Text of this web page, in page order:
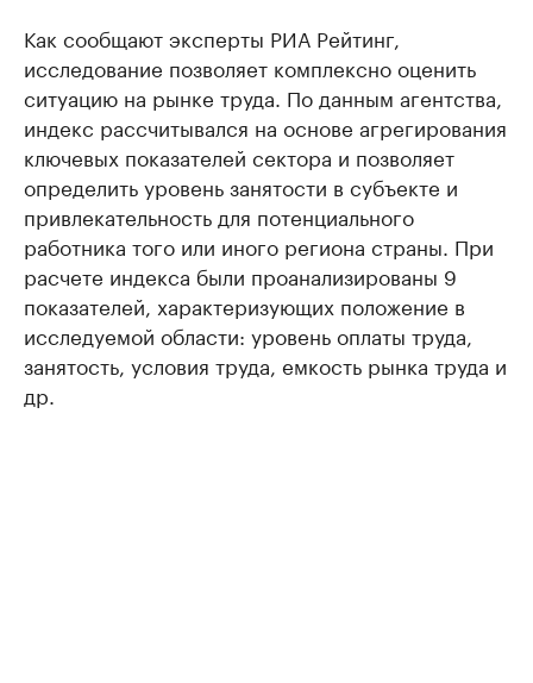
Как сообщают эксперты РИА Рейтинг,
исследование позволяет комплексно оценить
ситуацию на рынке труда. По данным агентства,
индекс рассчитывался на основе агрегирования
ключевых показателей сектора и позволяет
определить уровень занятости в субъекте и
привлекательность для потенциального
работника того или иного региона страны. При
расчете индекса были проанализированы 9
показателей, характеризующих положение в
исследуемой области: уровень оплаты труда,
занятость, условия труда, емкость рынка труда и
др.